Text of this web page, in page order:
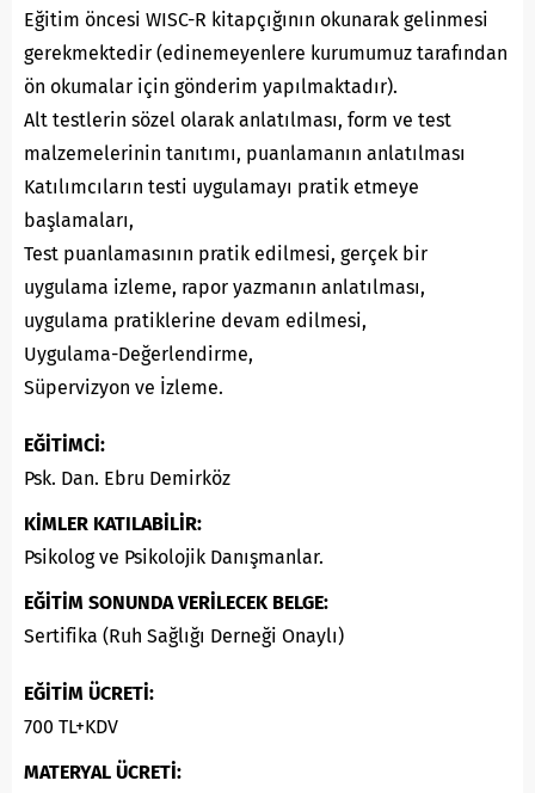
Eğitim öncesi WISC-R kitapçığının okunarak gelinmesi
gerekmektedir (edinemeyenlere kurumumuz tarafından
ön okumalar için gönderim yapılmaktadır).
Alt testlerin sözel olarak anlatılması, form ve test
malzemelerinin tanıtımı, puanlamanın anlatılması
Katılımcıların testi uygulamayı pratik etmeye
başlamaları,
Test puanlamasının pratik edilmesi, gerçek bir
uygulama izleme, rapor yazmanın anlatılması,
uygulama pratiklerine devam edilmesi,
Uygulama-Değerlendirme,
Süpervizyon ve İzleme.
EĞİTİMCİ:
Psk. Dan. Ebru Demirköz
KİMLER KATILABİLİR:
Psikolog ve Psikolojik Danışmanlar.
EĞİTİM SONUNDA VERİLECEK BELGE:
Sertifika (Ruh Sağlığı Derneği Onaylı)
EĞİTİM ÜCRETİ:
700 TL+KDV
MATERYAL ÜCRETİ: